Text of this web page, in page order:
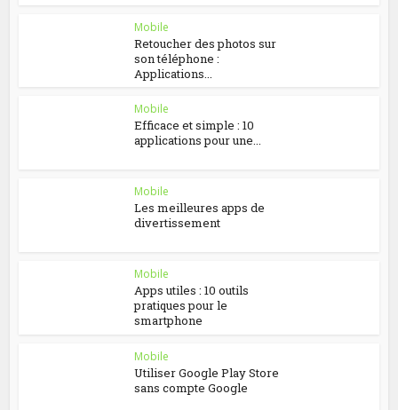
Mobile
Retoucher des photos sur
son téléphone :
Applications...
Mobile
Efficace et simple : 10
applications pour une...
Mobile
Les meilleures apps de
divertissement
Mobile
Apps utiles : 10 outils
pratiques pour le
smartphone
Mobile
Utiliser Google Play Store
sans compte Google